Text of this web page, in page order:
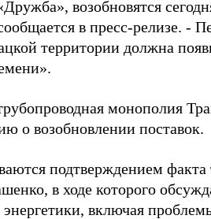
возобновятся
в пресс-релизе. -
территории должна
монополия
о возобновлении поставок.
подтверждением факта
в ходе которого
включая